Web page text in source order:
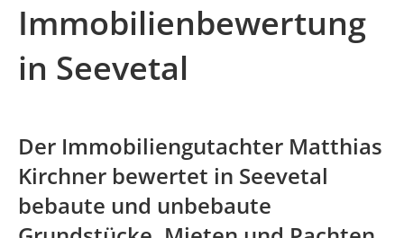
Immobilienbewertung
in Seevetal
Der Immobiliengutachter Matthias
Kirchner bewertet in Seevetal
bebaute und unbebaute